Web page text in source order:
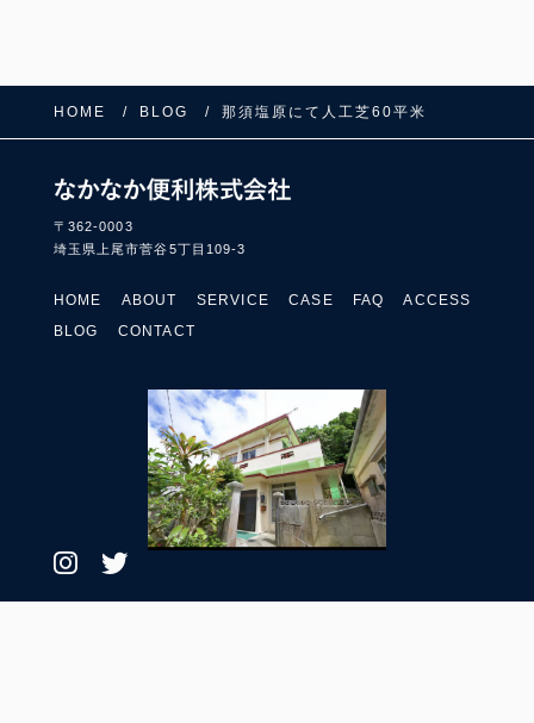
HOME BLOG 那須塩原にて人工芝60平米
〒362-0003
埼玉県上尾市菅谷5丁目109-3
HOME ABOUT SERVICE CASE FAQ
ACCESS
BLOG
CONTACT